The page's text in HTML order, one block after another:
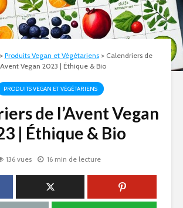
Produits Vegan et Végétariens> Calendriers de
Vegan 2023 | Éthique & Bio
PRODUITS VEGAN ET VÉGÉTARIENS
de l’Avent Vegan
| Éthique & Bio
136 vues 16 min de lecture